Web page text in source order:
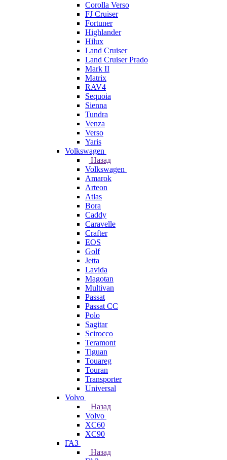
Corolla Verso
FJ Cruiser
Fortuner
Highlander
Hilux
Land Cruiser
Land Cruiser Prado
Mark II
Matrix
RAV4
Sequoia
Sienna
Tundra
Venza
Verso
Yaris
Volkswagen
Назад
Volkswagen
Amarok
Arteon
Atlas
Bora
Caddy
Caravelle
Crafter
EOS
Golf
Jetta
Lavida
Magotan
Multivan
Passat
Passat CC
Polo
Sagitar
Scirocco
Teramont
Tiguan
Touareg
Touran
Transporter
Universal
Volvo
Назад
Volvo
XC60
XC90
ГАЗ
Назад